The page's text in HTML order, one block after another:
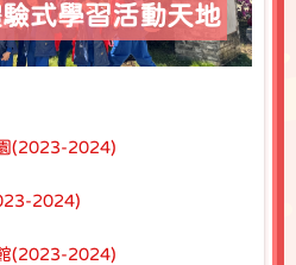
式學習活動天地
(2023-2024)
2024)
(2023-2024)